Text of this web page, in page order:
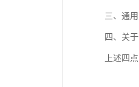
三、通
四、关
上述四